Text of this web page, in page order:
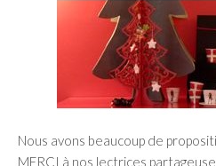
Nous avons beaucoup de
MERCI à nos lectrices